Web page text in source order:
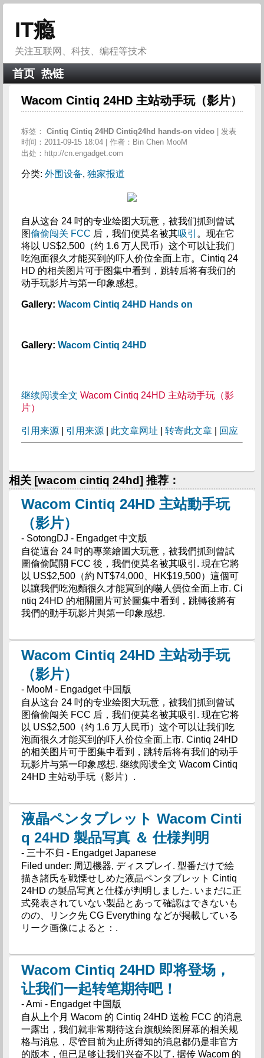
IT瘾
关注互联网、科技、编程等技术
首页 热链
Wacom Cintiq 24HD 主站动手玩（影片）
标签： Cintiq Cintiq 24HD Cintiq24hd hands-on video
| 发表
时间：2011-09-15 18:04 | 作者：Bin Chen MooM
出处：http://cn.engadget.com
分类: 外围设备, 独家报道
自从这台 24 吋的专业绘图大玩意，被我们抓到曾试
图偷偷闯关 FCC 后，我们便莫名被其吸引 。现在它
将以 US$2,500（约 1.6 万人民币）这个可以让我们
吃泡面很久才能买到的吓人价位全面上市。Cintiq 24
HD 的相关图片可于图集中看到，跳转后将有我们的
动手玩影片与第一印象感想。
Gallery: Wacom Cintiq 24HD Hands on
Gallery: Wacom Cintiq 24HD
继续阅读全文 Wacom Cintiq 24HD 主站动手玩（影
片）
引用来源| 引用来源| 此文章网址 转寄此文章| 回应
相关 [wacom cintiq 24hd] 推荐：
Wacom Cintiq 24HD 主站動手玩
（影片）
- SotongDJ - Engadget 中文版
自從這台 24 吋的專業繪圖大玩意，被我們抓到曾試
圖偷偷闖關 FCC 後，我們便莫名被其吸引. 現在它將
以 US$2,500（約 NT$74,000、HK$19,500）這個可
以讓我們吃泡麵很久才能買到的嚇人價位全面上市. Ci
ntiq 24HD 的相關圖片可於圖集中看到，跳轉後將有
我們的動手玩影片與第一印象感想.
Wacom Cintiq 24HD 主站动手玩
（影片）
- MooM - Engadget 中国版
自从这台 24 吋的专业绘图大玩意，被我们抓到曾试
图偷偷闯关 FCC 后，我们便莫名被其吸引. 现在它将
以 US$2,500（约 1.6 万人民币）这个可以让我们吃
泡面很久才能买到的吓人价位全面上市. Cintiq 24HD
的相关图片可于图集中看到，跳转后将有我们的动手
玩影片与第一印象感想. 继续阅读全文 Wacom Cintiq
24HD 主站动手玩（影片）.
液晶ペンタブレット Wacom Cinti
q 24HD 製品写真 ＆ 仕様判明
- 三十不归 - Engadget Japanese
Filed under: 周辺機器, ディスプレイ. 型番だけで絵
描き諸氏を戦慄せしめた液晶ペンタブレット Cintiq
24HD の製品写真と仕様が判明しました. いまだに正
式発表されていない製品とあって確認はできないも
のの、リンク先 CG Everything などが掲載している
リーク画像によると：.
Wacom Cintiq 24HD 即将登场，
让我们一起转笔期待吧！
- Ami - Engadget 中国版
自从上个月 Wacom 的 Cintiq 24HD 送检 FCC 的消息
一露出，我们就非常期待这台旗舰绘图屏幕的相关规
格与消息，尽管目前为止所得知的消息都仍是非官方
的版本，但已足够让我们兴奋不以了. 据传 Wacom 的